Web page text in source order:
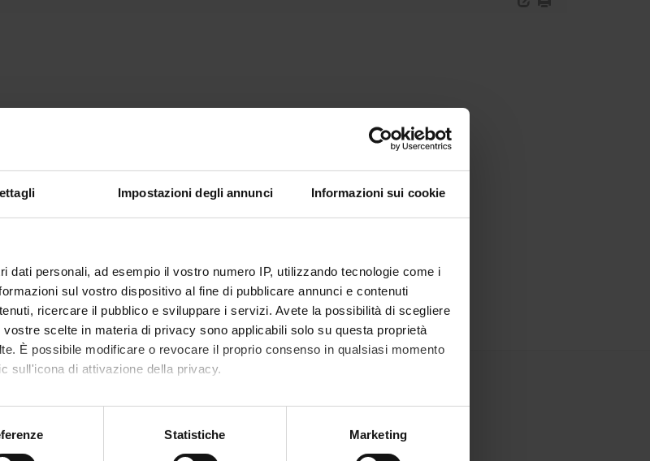
Impostazioni degli annunci Informazioni sui cookie
dati personali, ad esempio il vostro numero IP, utilizzando tecnologie come i
sul vostro dispositivo al fine di pubblicare annunci e contenuti
ricercare il pubblico e sviluppare i servizi. Avete la possibilità di scegliere
scelte in materia di privacy sono applicabili solo su questa proprietà
È possibile modificare o revocare il proprio consenso in qualsiasi momento
sull'icona di attivazione della privacy.
geografica, con un'approssimazione di qualche metro,
Statistiche Marketing